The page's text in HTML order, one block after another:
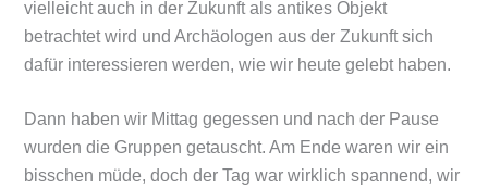
vielleicht auch in der Zukunft als antikes Objekt
betrachtet wird und Archäologen aus der Zukunft sich
dafür interessieren werden, wie wir heute gelebt haben.
Dann haben wir Mittag gegessen und nach der Pause
wurden die Gruppen getauscht. Am Ende waren wir ein
bisschen müde, doch der Tag war wirklich spannend, wir